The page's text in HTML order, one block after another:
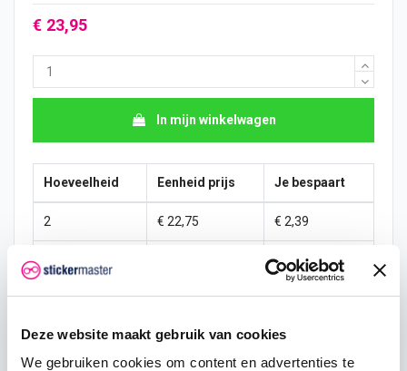
Deze website maakt gebruik van cookies
We gebruiken cookies om content en advertenties te
€ 23,95
In mijn winkelwagen
Hoeveelheid Eenheid prijs Je bespaart
2 € 22,75 € 2,39
€ 8,98
10 € 21,55 € 23,95
25 € 20,36 € 89,81